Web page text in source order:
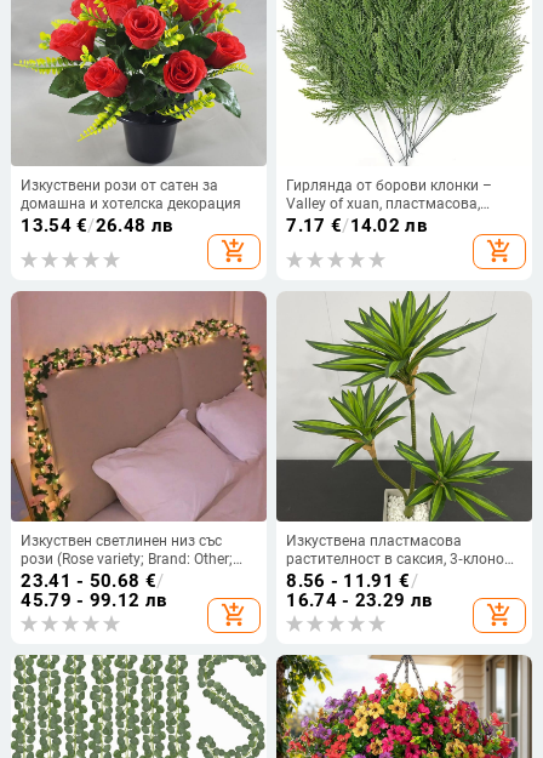
Изкуствени рози от сатен за
домашна и хотелска декорация
13.54€/26.48 лв
add_shopping_cart
Гирлянда от борови клонки –
Valley of xuan, пластмасова,
инжекционно формована,
разновидност: борова клонка
7.17 €/14.02 лв
add_shopping_cart
Изкуствен светлинен низ със
рози (Rose variety; Brand: Other;
Material: Other; Craftsmanship:
Other)
23.41 - 50.68 €/
45.79 - 99.12 лв
add_shopping_cart
Изкуствена пластмасова
растителност в саксия, 3‑клонова
лилия с бамбук; пластмаса; silk
screen печат; вариант
2243212999; за външна
употреба, фотопродукти и
8.56 - 11.91 €/
16.74 - 23.29 лв
add_shopping_cart